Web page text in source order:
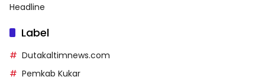
Headline
Label
Dutakaltimnews.com
Pemkab Kukar